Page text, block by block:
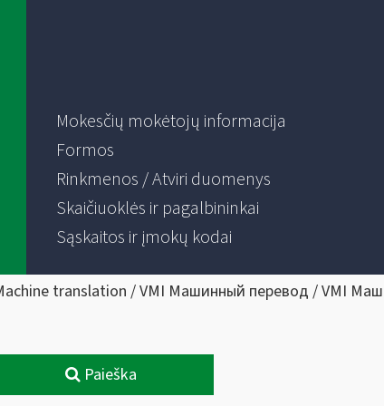
Mokesčių mokėtojų informacija
Formos
Rinkmenos / Atviri duomenys
Skaičiuoklės ir pagalbininkai
Sąskaitos ir įmokų kodai
translation / VMI Машинный перевод / VMI
Paieška